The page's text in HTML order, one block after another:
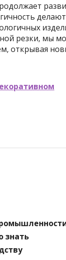
резки, мы
открывая
знать